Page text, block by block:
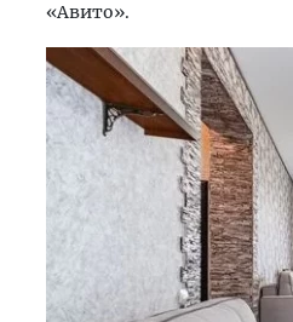
«Авито».